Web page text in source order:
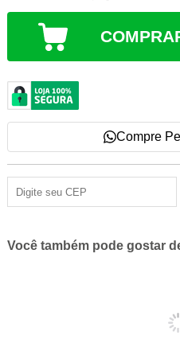
Compre
Você também pode gostar